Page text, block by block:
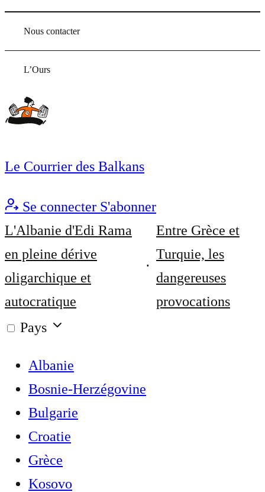
Nous contacter
L’Ours
Le Courrier des Balkans
Se connecter S'abonner
L'Albanie d'Edi Rama
en pleine dérive
oligarchique et
autocratique
Entre Grèce et
Turquie, les
dangereuses
provocations
Pays
Albanie
Bosnie-Herzégovine
Bulgarie
Croatie
Grèce
Kosovo